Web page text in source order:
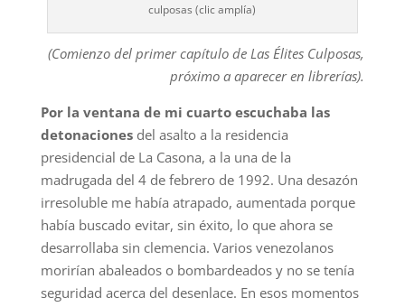
culposas (clic amplía)
(Comienzo del primer capítulo de Las Élites Culposas,
próximo a aparecer en librerías).
Por la ventana de mi cuarto escuchaba las
detonacionesdel asalto a la residencia
presidencial de La Casona, a la una de la
madrugada del 4 de febrero de 1992. Una desazón
irresoluble me había atrapado, aumentada porque
había buscado evitar, sin éxito, lo que ahora se
desarrollaba sin clemencia. Varios venezolanos
morirían abaleados o bombardeados y no se tenía
seguridad acerca del desenlace. En esos momentos